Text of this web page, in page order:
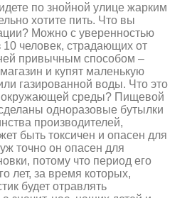
по знойной улице жарким
хотите пить. Что вы
Можно с уверенностью
10 человек, страдающих от
привычным способом –
и купят маленькую
газированной воды. Что это
окружающей среды? Пищевой
одноразовые бутылки
производителей,
быть токсичен и опасен для
точно он опасен для
потому что период его
лет, за время которых,
будет отравлять